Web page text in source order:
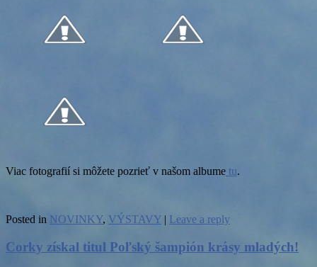
Viac fotografií si môžete pozrieť v našom albume tu.
Posted in NOVINKY, VÝSTAVY | Leave a reply
Corky získal titul Poľský šampión krásy mladých!